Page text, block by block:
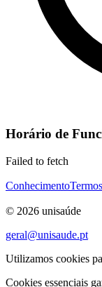
Horário de
Failed to fetch
ConhecimentoTermos
© 2026 unisaúde
geral@unisaude.pt
Utilizamos cookies
Cookies essenciais